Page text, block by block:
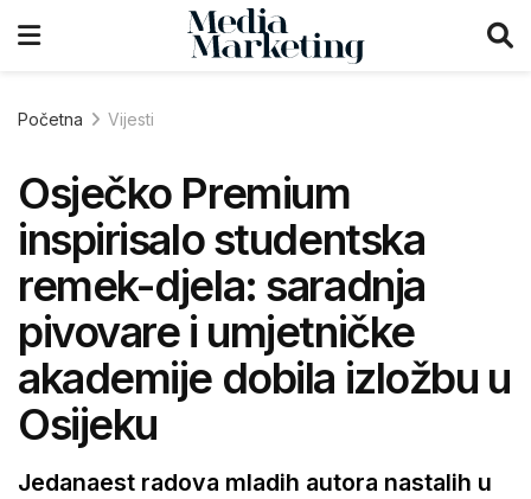
Početna Vijesti
Osječko Premium
inspirisalo studentska
remek-djela: saradnja
pivovare i umjetničke
akademije dobila izložbu u
Osijeku
Jedanaest radova mladih autora nastalih u